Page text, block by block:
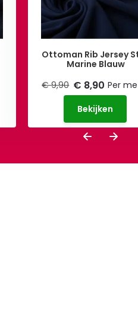
Ottoman Rib Jersey
Marine Blauw
€ 9,90 € 8,90 Per
Bekijken